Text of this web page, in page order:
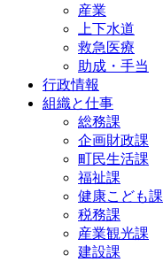
産業
上下水道
救急医療
助成・手当
行政情報
組織と仕事
総務課
企画財政課
町民生活課
福祉課
健康こども課
税務課
産業観光課
建設課